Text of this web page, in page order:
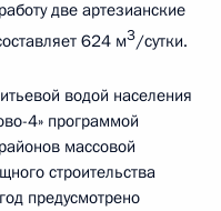
две артезианские
624 м3/сутки.
водой населения
4» программой
массовой
строительства
предусмотрено